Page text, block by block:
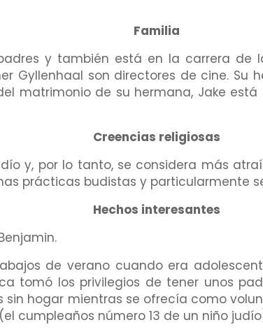
Familia
y también está en la carrera de
Gyllenhaal son directores de cine. Su
matrimonio de su hermana, Jake
Creencias religiosas
y, por lo tanto, se considera más
prácticas budistas y particularmente
Hechos interesantes
de verano cuando era
tomó los privilegios de tener unos
sin hogar mientras se ofrecía como
cumpleaños número 13 de un niño